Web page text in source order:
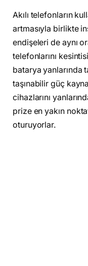
Akılı telefonların
artmasıyla birlikte
endişeleri de aynı
telefonlarını
batarya yanlarında
taşınabilir güç
cihazlarını
prize en yakın
oturuyorlar.